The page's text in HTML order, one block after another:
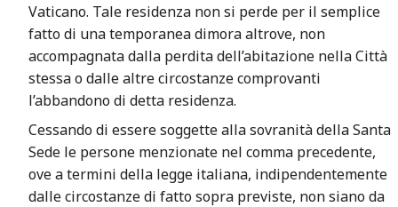
Vaticano. Tale residenza non si perde per il semplice
fatto di una temporanea dimora altrove, non
accompagnata dalla perdita dell’abitazione nella Città
stessa o dalle altre circostanze comprovanti
l’abbandono di detta residenza.
Cessando di essere soggette alla sovranità della Santa
Sede le persone menzionate nel comma precedente,
ove a termini della legge italiana, indipendentemente
dalle circostanze di fatto sopra previste, non siano da